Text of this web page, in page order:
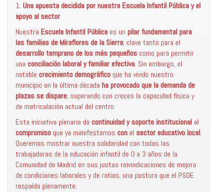
1. Una apuesta decidida por nuestra Escuela Infantil Pública y el
apoyo al sector
Nuestra Escuela Infantil Pública es un pilar fundamental para
las familias de Miraflores de la Sierra, clave tanto para el
desarrollo temprano de los más pequeños como para permitir
una conciliación laboral y familiar efectiva. Sin embargo, el
notable crecimiento demográfico que ha vivido nuestro
municipio en la última década ha provocado que la demanda de
plazas se dispare, superando con creces la capacidad física y
de matriculación actual del centro.
Esta iniciativa plenaria da continuidad y soporte institucional al
compromiso que ya manifestamos con el sector educativo local.
Queremos mostrar nuestra solidaridad con todas las
trabajadoras de la educación infantil de 0 a 3 años de la
Comunidad de Madrid en sus justas reivindicaciones de mejora
de condiciones laborales y de ratios, una postura que el PSOE
respalda plenamente.